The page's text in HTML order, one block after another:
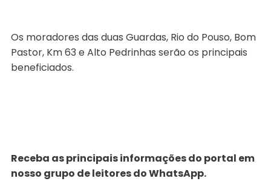
Os moradores das duas Guardas, Rio do Pouso, Bom
Pastor, Km 63 e Alto Pedrinhas serão os principais
beneficiados.
Receba as principais informações do portal em
nosso grupo de leitores do WhatsApp.